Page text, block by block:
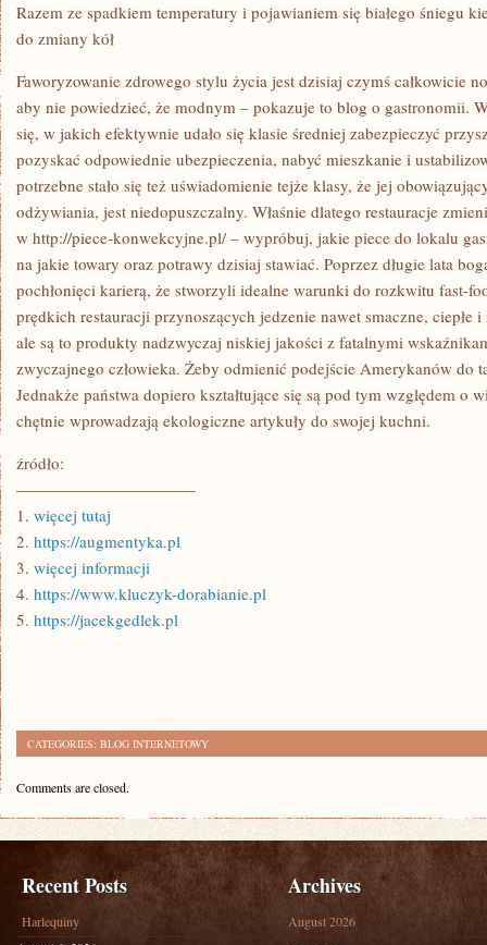
ZE
TEMPERATURY
POJAWIANIEM
BIAŁEGO
ŚNIEGU
KIEROWCY
ZOBOWIĄZANI
BEZ
MAŁA
ZMIANY
Razem ze spadkiem temperatury i pojawianiem się białego śniegu
do zmiany kół
Faworyzowanie zdrowego stylu życia jest dzisiaj czymś całkowicie
aby nie powiedzieć, że modnym – pokazuje to blog o gastronomii.
się, w jakich efektywnie udało się klasie średniej zabezpieczyć
pozyskać odpowiednie ubezpieczenia, nabyć mieszkanie i
potrzebne stało się też uświadomienie tejże klasy, że jej
odżywiania, jest niedopuszczalny. Właśnie dlatego restauracje
w http://piece-konwekcyjne.pl/ – wypróbuj, jakie piece do lokalu
na jakie towary oraz potrawy dzisiaj stawiać. Poprzez długie lata
pochłonięci karierą, że stworzyli idealne warunki do rozkwitu fast-
prędkich restauracji przynoszących jedzenie nawet smaczne, ciepłe
ale są to produkty nadzwyczaj niskiej jakości z fatalnymi
zwyczajnego człowieka. Żeby odmienić podejście Amerykanów do
Jednakże państwa dopiero kształtujące się są pod tym względem o
chętnie wprowadzają ekologiczne artykuły do swojej kuchni.
źródło:
———————————
1. więcej tutaj
2. https://augmentyka.pl
3. więcej informacji
4. https://www.kluczyk-dorabianie.pl
5. https://jacekgedlek.pl
CATEGORIES: BLOG INTERNETOWY
Comments are closed.
Recent Posts
Harlequiny
Archives
August 2026